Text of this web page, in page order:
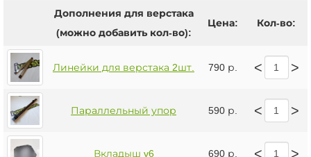
Дополнения для верстака
(можно добавить кол-во):
Цена: Кол-во:
Линейки для верстака 2шт. 790 р. < >
Параллельный упор 590 р. < >
Вкладыш v6 690 р. < >